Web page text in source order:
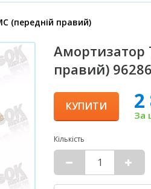
(передній правий)
Амортизатор
правий)
КУПИТИ 2
За
Кількість